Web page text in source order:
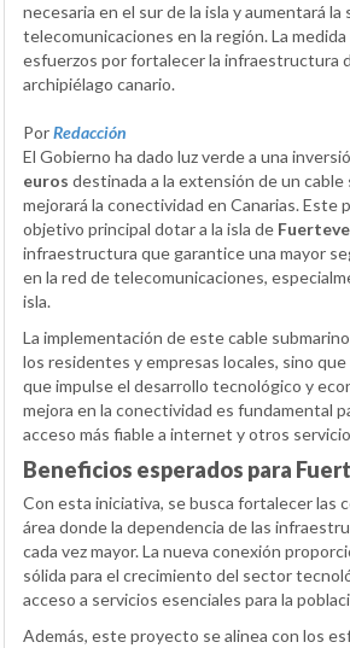
necesaria en el sur de la isla y aumentará
telecomunicaciones en la región. La
esfuerzos por fortalecer la infraestructura
archipiélago canario.
PorRedacción
El Gobierno ha dado luz verde a una
euros destinada a la extensión de un cable
mejorará la conectividad en Canarias. Este
objetivo principal dotar a la isla de
infraestructura que garantice una mayor
en la red de telecomunicaciones,
isla.
La implementación de este cable
los residentes y empresas locales, sino
que impulse el desarrollo tecnológico y
mejora en la conectividad es fundamental
acceso más fiable a internet y otros
Beneficios esperados para
Con esta iniciativa, se busca fortalecer las
área donde la dependencia de las
cada vez mayor. La nueva conexión
sólida para el crecimiento del sector
acceso a servicios esenciales para la
Además, este proyecto se alinea con los